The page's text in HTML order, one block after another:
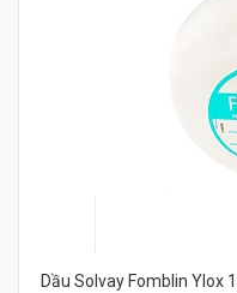
Dầu Solvay Fomblin Ylox